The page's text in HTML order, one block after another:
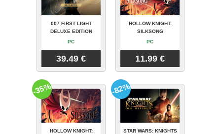
007 FIRST LIGHT
DELUXE EDITION
PC
39.49 €
HOLLOW KNIGHT:
SILKSONG
PC
11.99 €
HOLLOW KNIGHT:
-35%
STAR WARS: KNIGHTS
-82%